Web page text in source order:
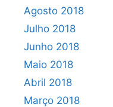
Agosto 2018
Julho 2018
Junho 2018
Maio 2018
Abril 2018
Março 2018